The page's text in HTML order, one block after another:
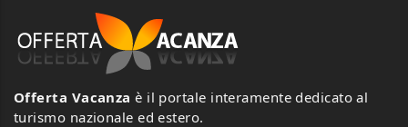
Offerta Vacanza è il portale interamente dedicato al
turismo nazionale ed estero.